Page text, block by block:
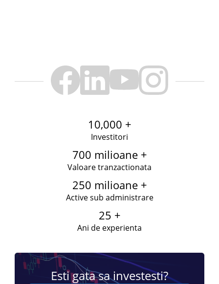
10,000 +
Investitori
700 milioane +
Valoare tranzactionata
250 milioane +
Active sub administrare
25 +
Ani de experienta
Esti gata sa investesti?